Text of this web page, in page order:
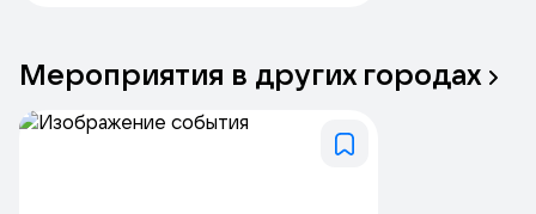
Мероприятия в других городах